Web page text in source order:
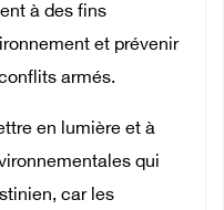
à des fins
et prévenir
armés.
en lumière et à
qui
car les